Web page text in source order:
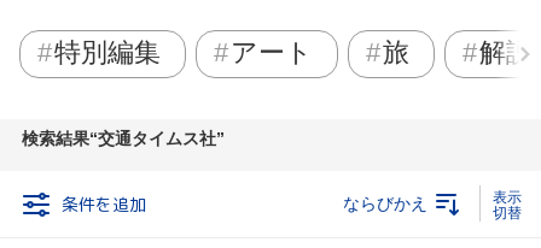
特別編集 アート 旅 解説
検索結果 交通タイムス社
条件を追加 ならびかえ